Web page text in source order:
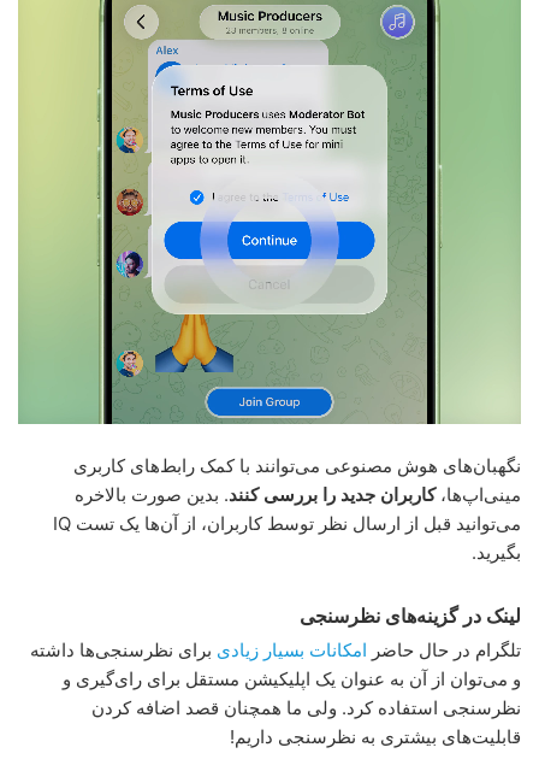
نگهبان‌های هوش مصنوعی می‌توانند با کمک رابط‌های کاربری
مینی‌اپ‌ها،کاربران جدید را بررسی کنند. بدین صورت بالاخره
می‌توانید قبل از ارسال نظر توسط کاربران، از آن‌ها یک تست IQ
بگیرید.
لینک در گزینه‌های نظرسنجی
تلگرام در حال حاضر امکانات بسیار زیادی برای نظرسنجی‌ها داشته
و می‌توان از آن به عنوان یک اپلیکیشن مستقل برای رای‌گیری و
نظرسنجی استفاده کرد. ولی ما همچنان قصد اضافه کردن
قابلیت‌های بیشتری به نظرسنجی داریم!